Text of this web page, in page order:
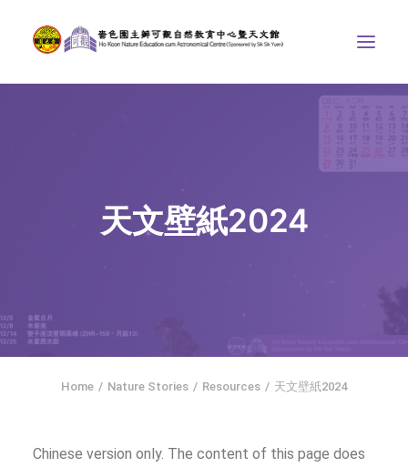
ASTRONOMICAL CENTRE
STORIES OF NATURE
SEARCH
繁體中文
TEXT SIZE
天文壁紙2024
Home Nature Stories Resources 天文壁紙2024
Chinese version only. The content of this page does